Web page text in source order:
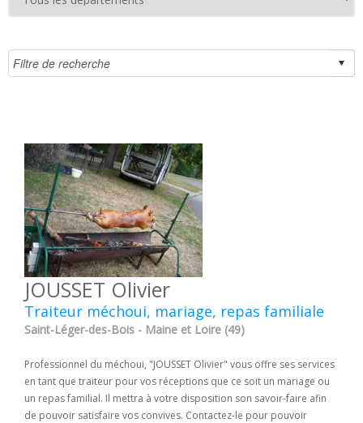
JOUSSET Olivier
Traiteur méchoui, mariage, repas familiale
Saint-Léger-des-Bois - Maine et Loire (49)
Professionnel du méchoui, "JOUSSET Olivier" vous offre ses services
en tant que traiteur pour vos réceptions que ce soit un mariage ou
un repas familial. Il mettra à votre disposition son savoir-faire afin
de pouvoir satisfaire vos convives. Contactez-le pour pouvoir